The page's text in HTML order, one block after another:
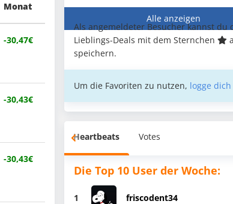
Monat
-30,47€
-30,43€
-30,43€
Alle anzeigen
Als angemeldeter Besucher kannst du
Lieblings-Deals mit dem Sternchen
speichern.
Um die Favoriten zu nutzen, logge
Heartbeats Votes
Die Top 10 User der Woche:
1 friscodent34